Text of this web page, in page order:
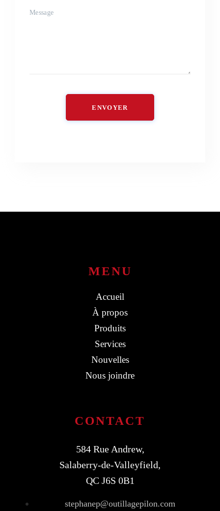
ENVOYER
MENU
Accueil
À propos
Produits
Services
Nouvelles
Nous joindre
CONTACT
584 Rue Andrew,
Salaberry-de-Valleyfield,
QC J6S 0B1
stephanep@outillagepilon.com